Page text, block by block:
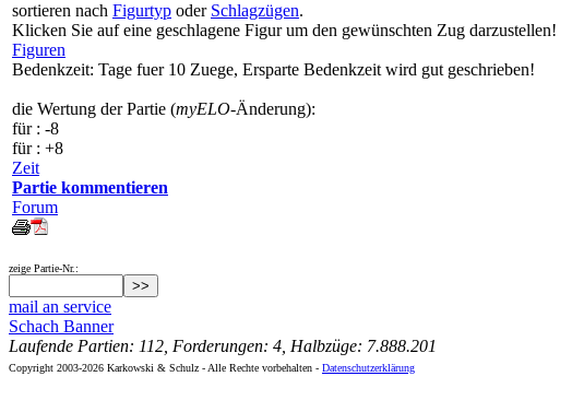
sortieren nach Figurtyp oder Schlagzügen.
Klicken Sie auf eine geschlagene Figur um den gewünschten Zug darzustellen!
Figuren
Bedenkzeit: Tage fuer 10 Zuege, Ersparte Bedenkzeit wird gut geschrieben!
die Wertung der Partie (myELO-Änderung):
für : -8
für : +8
Zeit
Partie kommentieren
Forum
zeige Partie-Nr.:
mail an service
Schach Banner
Laufende Partien: 112, Forderungen: 4, Halbzüge: 7.888.201
Copyright 2003-2026 Karkowski & Schulz - Alle Rechte vorbehalten - Datenschutzerklärung